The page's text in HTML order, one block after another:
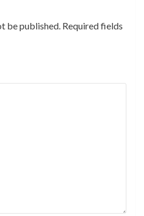
be published. Required fields